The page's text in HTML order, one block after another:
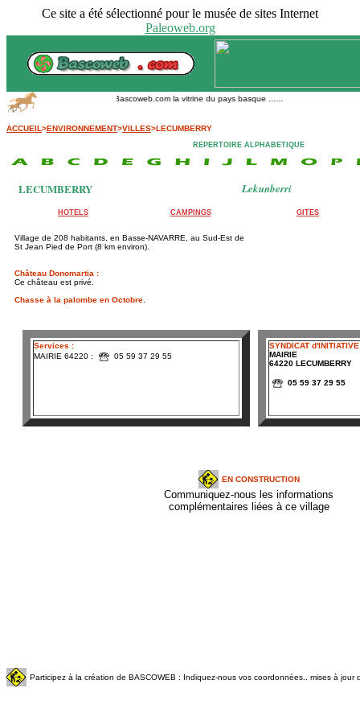
Ce site a été sélectionné pour le musée de sites Internet
Paleoweb.org
Bascoweb.com la vitrine du pays basque ......
ACCUEIL>ENVIRONNEMENT>VILLES>LECUMBERRY
REPERTOIRE ALPHABETIQUE
LECUMBERRY Lekunberri
HOTELS CAMPINGS GITES
Village de 208 habitants, en Basse-NAVARRE, au Sud-Est de
St Jean Pied de Port (8 km environ).
Château Donomartia :
Ce château est privé.
Chasse à la palombe en Octobre
Services :
MAIRIE 64220 :
05 59 37 29 55
SYNDICAT d'INITIATIVE
MAIRIE
64220 LECUMBERRY
05 59 37 29 55
EN CONSTRUCTION
Communiquez-nous les informations
complémentaires liées à ce village
Participez à la création de BASCOWEB : Indiquez-nous vos coordonnées.. mises à jour